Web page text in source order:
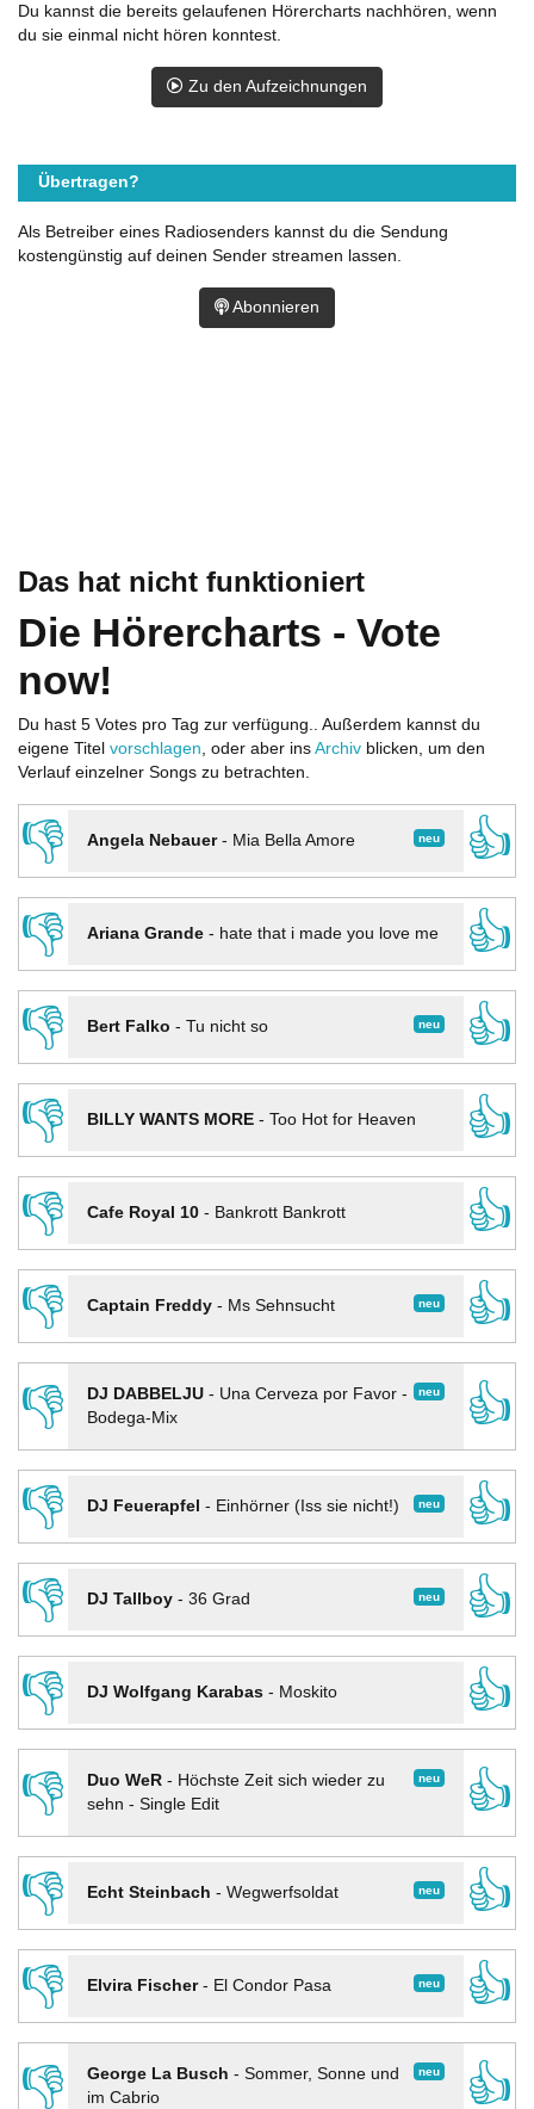
Das hat nicht funktioniert
Die Hörercharts - Vote
now!
Du hast 5 Votes pro Tag zur verfügung.. Außerdem kannst du
eigene Titel vorschlagen, oder aber ins Archiv blicken, um den
Verlauf einzelner Songs zu betrachten.
👎 neu
Angela Nebauer- Mia Bella Amore
👍
👎
Ariana Grande- hate that i made you love me
👍
👎
neu
Bert Falko - Tu nicht so
👍
👎
BILLY WANTS MORE- Too Hot for Heaven
👍
👎
Cafe Royal 10- Bankrott Bankrott
👍
👎
neu
Captain Freddy- Ms Sehnsucht
👍
👎
neu
DJ DABBELJU- Una Cerveza por Favor -
Bodega-Mix
👍
👎
neu
DJ Feuerapfel - Einhörner (Iss sie nicht!)
👍
👎
neu
DJ Tallboy- 36 Grad
👍
👎
DJ Wolfgang Karabas- Moskito
👍
👎
neu
Duo WeR- Höchste Zeit sich wieder zu
sehn - Single Edit
👍
👎
neu
Echt Steinbach - Wegwerfsoldat
👍
👎
neu
Elvira Fischer- El Condor Pasa
👍
👎
neu
George La Busch - Sommer, Sonne und
im Cabrio
👍
Du kannst die bereits gelaufenen Hörercharts nachhören, wenn
du sie einmal nicht hören konntest.
Zu den Aufzeichnungen
Übertragen?
Als Betreiber eines Radiosenders kannst du die Sendung
kostengünstig auf deinen Sender streamen lassen.
Abonnieren